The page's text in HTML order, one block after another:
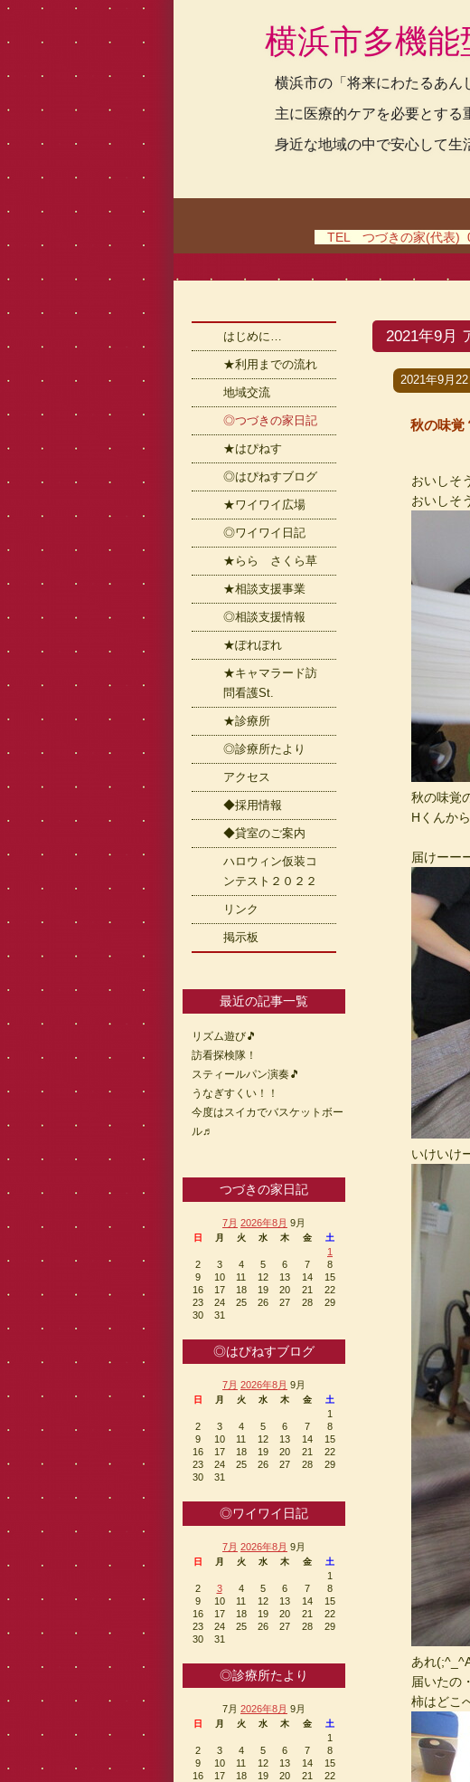
横浜市多機
横浜市の「将来にわたるあん
主に医療的ケアを必要とす
身近な地域の中で安心して生
TEL つづきの家(代表)
2021年9月
2021年9月
秋の味覚
おいしそ
おいしそ
秋の味覚
Hくんか
届けーー
いけいけ
あれ
届いたの
柿はどこ
はじめに…
★利用までの流れ
地域交流
◎つづきの家日記
★はぴねす
◎はぴねすブログ
★ワイワイ広場
◎ワイワイ日記
★らら さくら草
★相談支援事業
◎相談支援情報
★ぽれぽれ
★キャマラード訪
問看護St.
★診療所
◎診療所たより
アクセス
◆採用情報
◆貸室のご案内
ハロウィン仮装コ
ンテスト２０２２
リンク
掲示板
最近の記事一覧
リズム遊び🎵
訪看探検隊！
スティールパン演奏🎵
うなぎすくい！！
今度はスイカでバスケットボー
ル♬
つづきの家日記
7月 2026年8月 9月
日 月 火 水 木 金 土
1
2
3 4 5 6 7
8
9
10 11 12 13 14
15
16
17 18 19 20 21
22
23
24 25 26 27 28
29
30
31
◎はぴねすブログ
7月 2026年8月 9月
日 月 火 水 木 金 土
1
2
3 4 5 6 7
8
9
10 11 12 13 14
15
16
17 18 19 20 21
22
23
24 25 26 27 28
29
30
31
◎ワイワイ日記
7月 2026年8月 9月
日 月 火 水 木 金 土
1
2
3 4 5 6 7
8
9
10 11 12 13 14
15
16
17 18 19 20 21
22
23
24 25 26 27 28
29
30
31
◎診療所たより
7月 2026年8月 9月
日 月 火 水 木 金 土
1
2
3 4 5 6 7
8
9
10 11 12 13 14
15
16
17 18 19 20 21
22